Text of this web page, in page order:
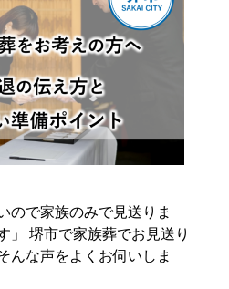
ので家族のみで見送りま
」 堺市で家族葬でお見送り
んな声をよくお伺いしま